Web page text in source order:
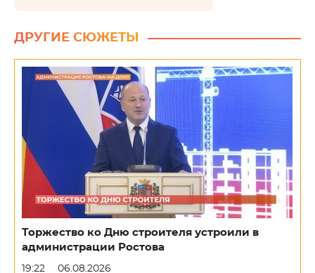
ДРУГИЕ СЮЖЕТЫ
Торжество ко Дню строителя устроили в
администрации Ростова
19:22 06.08.2026